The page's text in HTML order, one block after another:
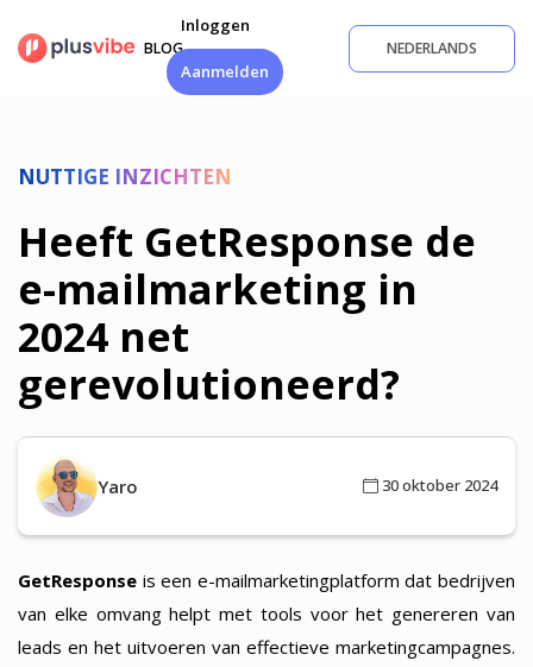
naar
BLOG
Inloggen
Aanmelden
NEDERLANDS
NUTTIGE INZICHTEN
Heeft GetResponse de
e-mailmarketing in
2024 net
gerevolutioneerd?
Yaro 30 oktober 2024
GetResponse is een e-mailmarketingplatform dat bedrijven
van elke omvang helpt met tools voor het genereren van
leads en het uitvoeren van effectieve marketingcampagnes.